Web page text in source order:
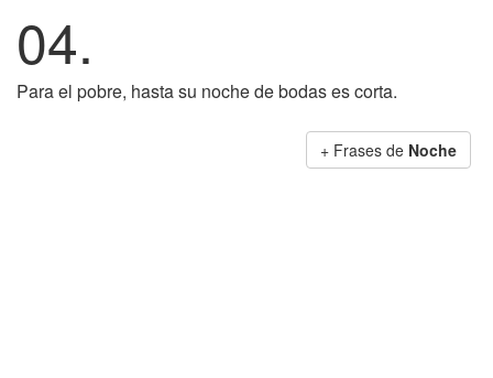
04.
Para el pobre, hasta su noche de bodas es corta.
+ Frases de Noche